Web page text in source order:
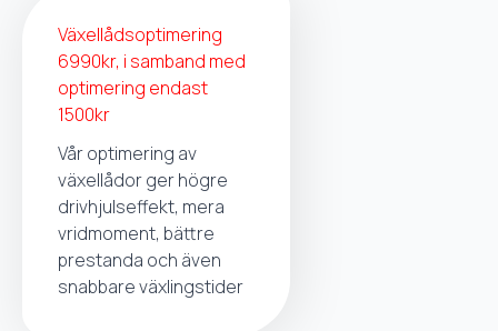
Växellådsoptimering
6990kr, i samband med
optimering endast
1500kr
Vår optimering av
växellådor ger högre
drivhjulseffekt, mera
vridmoment, bättre
prestanda och även
snabbare växlingstider